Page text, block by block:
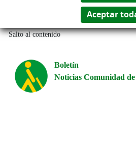
Salto al contenido
Boletín
Noticias Comunidad